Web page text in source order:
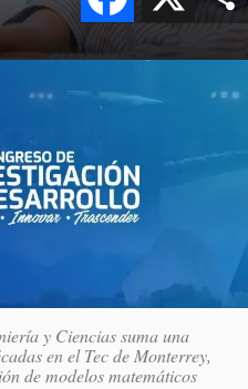
y Ciencias suma una
en el Tec de Monterrey,
de modelos matemáticos